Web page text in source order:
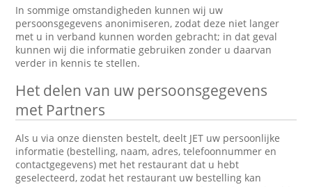
In sommige omstandigheden kunnen wij uw
persoonsgegevens anonimiseren, zodat deze niet langer
met u in verband kunnen worden gebracht; in dat geval
kunnen wij die informatie gebruiken zonder u daarvan
verder in kennis te stellen.
Het delen van uw persoonsgegevens
met Partners
Als u via onze diensten bestelt, deelt JET uw persoonlijke
informatie (bestelling, naam, adres, telefoonnummer en
contactgegevens) met het restaurant dat u hebt
geselecteerd, zodat het restaurant uw bestelling kan